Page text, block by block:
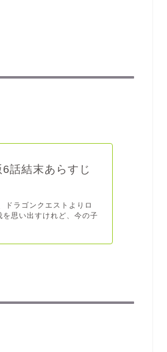
話結末あらすじ
ドラゴンクエストよりロ
思い出すけれど、今の子